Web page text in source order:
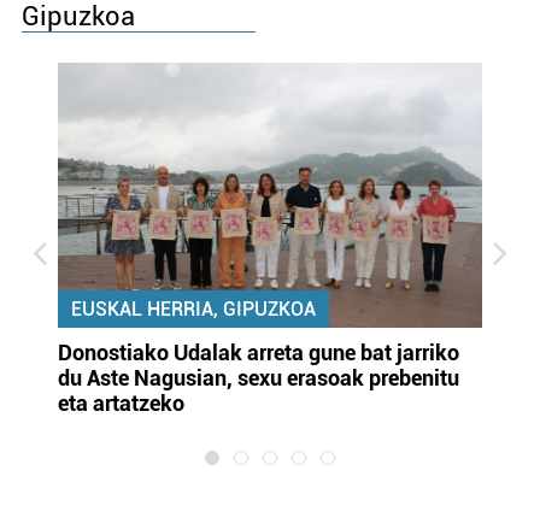
Gipuzkoa
EUSKAL HERRIA, GIPUZKOA
Donostiako Udalak arreta gune bat jarriko
du Aste Nagusian, sexu erasoak prebenitu
eta artatzeko